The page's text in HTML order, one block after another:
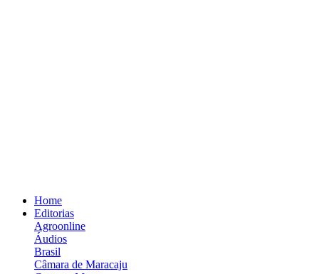
Home
Editorias
Agroonline
Áudios
Brasil
Câmara de Maracaju